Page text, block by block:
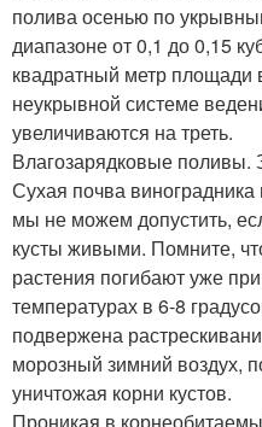
полива осенью по
диапазоне от 0,1 до 0,15
квадратный метр площади
неукрывной системе
увеличиваются на треть.
Влагозарядковые поливы.
Сухая почва виноградника
мы не можем допустить,
кусты живыми. Помните,
растения погибают уже
температурах в 6-8
подвержена
морозный зимний воздух,
уничтожая корни кустов.